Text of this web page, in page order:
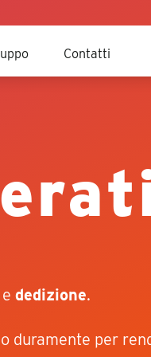
Contatti
dedizione.
duramente per